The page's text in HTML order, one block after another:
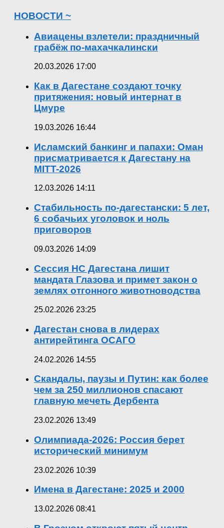
НОВОСТИ ~
Авиацены взлетели: праздничный
грабёж по-махачкалински
20.03.2026 17:00
Как в Дагестане создают точку
притяжения: новый интернат в
Цмуре
19.03.2026 16:44
Исламский банкинг и папахи: Оман
присматривается к Дагестану на
MITT-2026
12.03.2026 14:11
Стабильность по-дагестански: 5 лет,
6 собачьих уголовок и ноль
приговоров
09.03.2026 14:09
Сессия НС Дагестана лишит
мандата Глазова и примет закон о
землях отгонного животноводства
25.02.2026 23:25
Дагестан снова в лидерах
антирейтинга ОСАГО
24.02.2026 14:55
Скандалы, паузы и Путин: как более
чем за 250 миллионов спасают
главную мечеть Дербента
23.02.2026 13:49
Олимпиада-2026: Россия берет
исторический минимум
23.02.2026 10:39
Имена в Дагестане: 2025 и 2000
13.02.2026 08:41